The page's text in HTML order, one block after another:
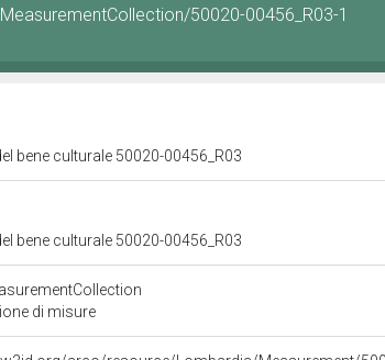
50020-00456_R03-1
bene culturale 50020-00456_R03
bene culturale 50020-00456_R03
di misure